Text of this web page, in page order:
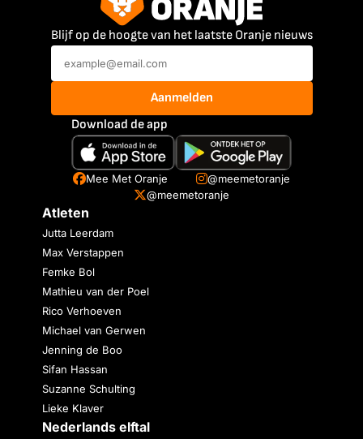
Blijf op de hoogte van het laatste Oranje nieuws
Aanmelden
Download de app
Mee Met Oranje
@meemetoranje
@meemetoranje
Atleten
Jutta Leerdam
Max Verstappen
Femke Bol
Mathieu van der Poel
Rico Verhoeven
Michael van Gerwen
Jenning de Boo
Sifan Hassan
Suzanne Schulting
Lieke Klaver
Nederlands elftal